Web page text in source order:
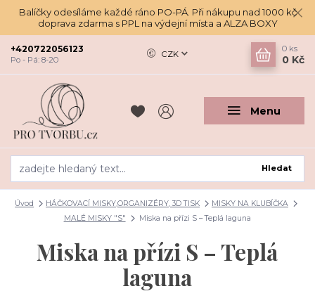
Balíčky odesíláme každé ráno PO-PÁ. Při nákupu nad 1000 kč
doprava zdarma s PPL na výdejní místa a ALZA BOXY
Menu
CZK
Hledat
+420722056123
Po - Pá: 8-20
0 ks
0 Kč
Úvod HÁČKOVACÍ MISKY,ORGANIZÉRY, 3D TISK
MISKY NA KLUBÍČKA
MALÉ MISKY "S"
Miska na přízi S – Teplá laguna
Miska na přízi S – Teplá
laguna